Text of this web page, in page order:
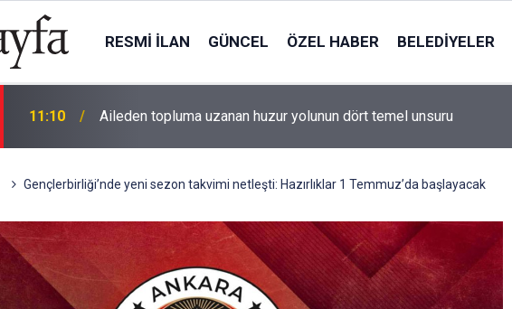
RESMI İLAN GÜNCEL ÖZEL HABER BELEDIYELER
11:10 Aileden topluma uzanan huzur yolunun dört temel unsuru
Gençlerbirliği’nde yeni sezon takvimi netleşti: Hazırlıklar 1 Temmuz’da başlayacak